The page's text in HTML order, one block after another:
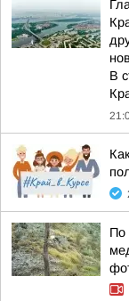
В
По